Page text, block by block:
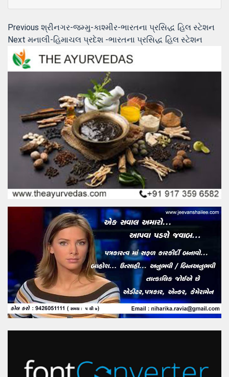
Post
navigation
Previous Previous
post:
શ્રીનગર-જમ્મુ-કાશ્મીર-ભારતના પ્રસિદ્ધ હિલ સ્ટેશન
Next Next
મનાલી-હિમાચલ પ્રદેશ -ભારતના પ્રસિદ્ધ હિલ સ્ટેશન